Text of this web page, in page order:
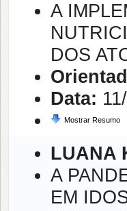
A
DOS
Data:
Mostrar Resumo
LUANA
A
EM